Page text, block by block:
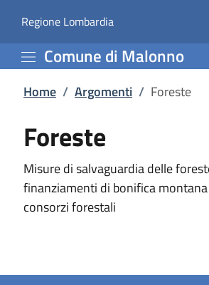
Foreste |
Regione Lombardia(apre in un'altra
Comune di Malonno
Home / Argomenti / Foreste
Foreste
Misure di salvaguardia delle
finanziamenti di bonifica
consorzi forestali